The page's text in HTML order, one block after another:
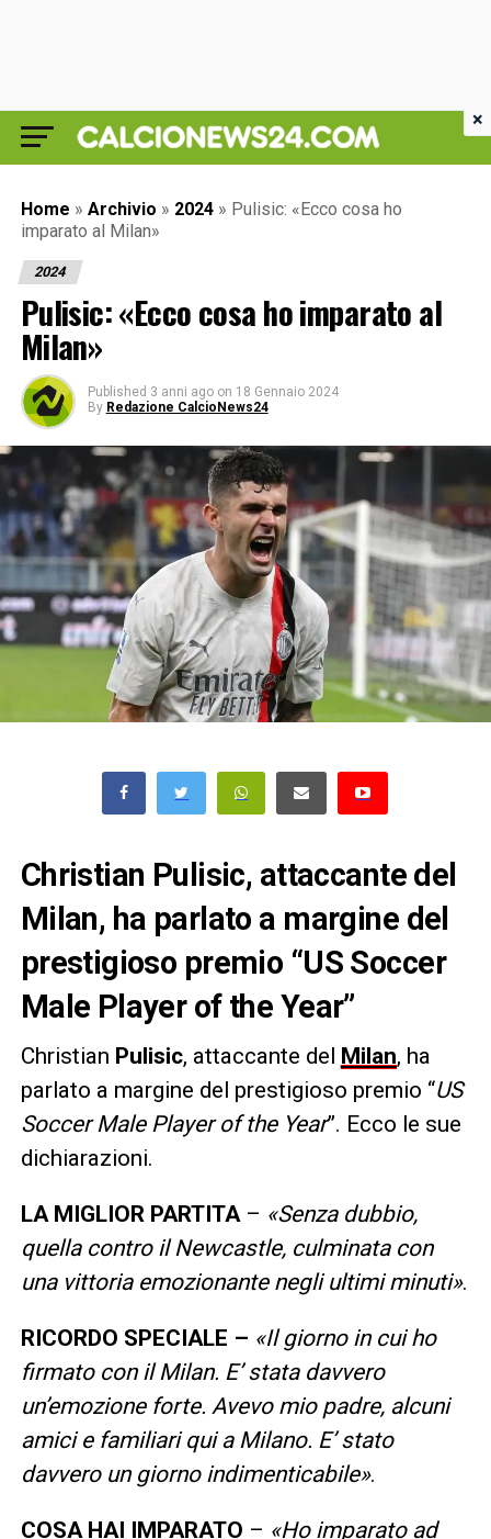
Home » Archivio » 2024 » Pulisic: «Ecco cosa ho
imparato al Milan»
2024
Pulisic: «Ecco cosa ho imparato al
Milan»
Published 3 anni ago on 18 Gennaio 2024
By Redazione CalcioNews24
Christian Pulisic, attaccante del
Milan, ha parlato a margine del
prestigioso premio “US Soccer
Male Player of the Year”
Christian Pulisic, attaccante del Milan, ha
parlato a margine del prestigioso premio “US
Soccer Male Player of the Year”. Ecco le sue
dichiarazioni.
LA MIGLIOR PARTITA– «Senza dubbio,
quella contro il Newcastle, culminata con
una vittoria emozionante negli ultimi minuti».
RICORDO SPECIALE – «Il giorno in cui ho
firmato con il Milan. E’ stata davvero
un’emozione forte. Avevo mio padre, alcuni
amici e familiari qui a Milano. E’ stato
davvero un giorno indimenticabile».
COSA HAI IMPARATO – «Ho imparato ad
×